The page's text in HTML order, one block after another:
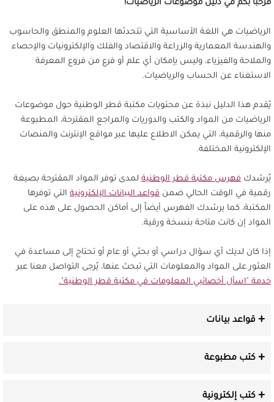
مرحباً بكم في دليل موضوعات الرياضيات!
الرياضيات هي اللغة الأساسية التي تتحدثها العلوم والمنطق والحاسوب
والهندسة المعمارية والزراعة والاقتصاد والفلك والإلكترونيات والإحصاء
والملاحة والفيزياء، وليس بإمكان أي علم أو فرع من فروع المعرفة
الاستغناء عن الحساب والرياضيات.
يُقدم هذا الدليل نبذة عن محتويات مكتبة قطر الوطنية حول موضوعات
الرياضيات من المواد والكتب والدوريات والمراجع المقترحة، المطبوعة
منها والرقمية، التي يمكن الاطلاع عليها عبر مواقع الإنترنت والمنصات
الإلكترونية المختلفة.
يُرشدك فهرس مكتبة قطر الوطنية لمدى توفر المواد المقترحة بصيغة
رقمية في الوقت الحالي ضمن قواعد البيانات الإلكترونية التي توفرها
المكتبة، كما يرشدك الفهرس أيضاً إلى أماكن الحصول على هذه على
المواد إن كانت متاحة بنسخة ورقية.
إذا كان لديك أي سؤال دراسي أو بحثي أو عام أو تحتاج إلى مساعدة في
العثور على المواد والمعلومات التي تبحث عنها، يُرجى التواصل معنا عبر
خدمة "اسأل أخصائيي المعلومات في مكتبة قطر الوطنية".
قواعد بيانات
كتب مطبوعة
كتب إلكترونية